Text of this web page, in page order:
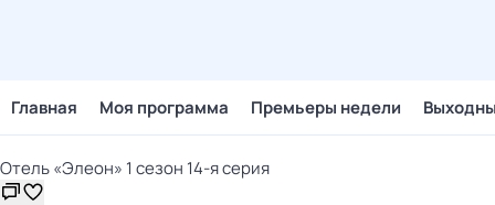
Главная Моя программа Премьеры недели
Отель «Элеон» 1 сезон 14-я серия